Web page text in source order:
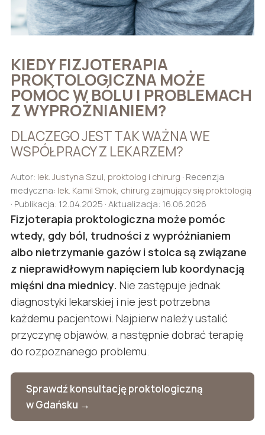
KIEDY FIZJOTERAPIA
PROKTOLOGICZNA MOŻE
POMÓC W BÓLU I PROBLEMACH
Z WYPRÓŻNIANIEM?
DLACZEGO JEST TAK WAŻNA WE
WSPÓŁPRACY Z LEKARZEM?
Autor: lek. Justyna Szul, proktolog i chirurg · Recenzja
medyczna: lek. Kamil Smok, chirurg zajmujący się proktologią
· Publikacja: 12.04.2025 · Aktualizacja: 16.06.2026
Fizjoterapia proktologiczna może pomóc
wtedy, gdy ból, trudności z wypróżnianiem
albo nietrzymanie gazów i stolca są związane
z nieprawidłowym napięciem lub koordynacją
mięśni dna miednicy. Nie zastępuje jednak
diagnostyki lekarskiej i nie jest potrzebna
każdemu pacjentowi. Najpierw należy ustalić
przyczynę objawów, a następnie dobrać terapię
do rozpoznanego problemu.
Sprawdź konsultację proktologiczną
w Gdańsku →